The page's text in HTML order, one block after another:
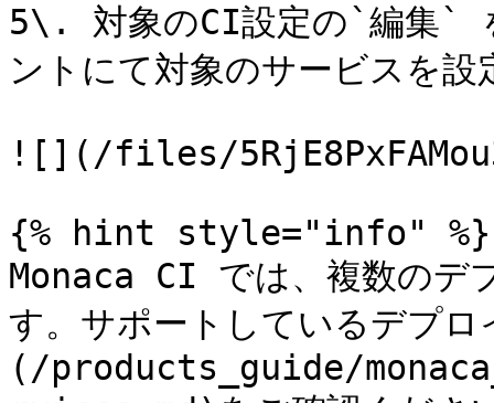
5\. 対象のCI設定の`編集`
ントにて対象のサービスを設
![](/files/
{% hint style="info" %}
Monaca CI では、複数のデ
す。サポートしているデプ
(/products_guide/